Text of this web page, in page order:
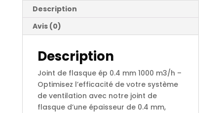
m3/h
Description
Avis (0)
Description
Joint de flasque ép 0.4 mm 1000 m3/h –
Optimisez l’efficacité de votre système
de ventilation avec notre joint de
flasque d’une épaisseur de 0.4 mm,